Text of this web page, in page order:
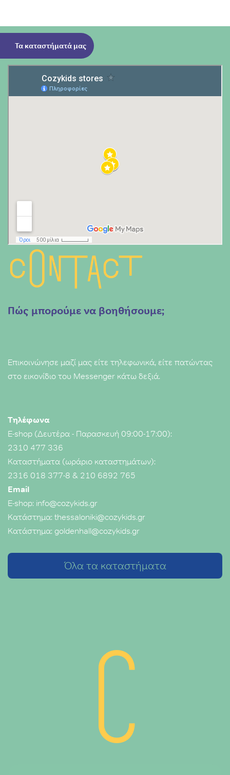
Τα καταστήματά μας
Contact
Πώς μπορούμε να βοηθήσουμε;
Επικοινώνησε μαζί μας είτε τηλεφωνικά, είτε πατώντας
στο εικονίδιο του Messenger κάτω δεξιά.
Τηλέφωνα
E-shop (Δευτέρα - Παρασκευή 09:00-17:00):
2310 477 336
Καταστήματα (ωράριο καταστημάτων):
2316 018 377-8 & 210 6892 765
Email
E-shop: info@cozykids.gr
Κατάστημα: thessaloniki@cozykids.gr
Κατάστημα: goldenhall@cozykids.gr
Όλα τα καταστήματα
c